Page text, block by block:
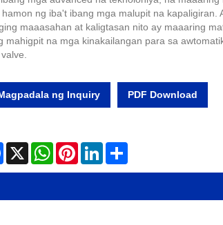
hamon ng iba't ibang mga malupit na kapaligiran.
maaasahan at kaligtasan nito ay maaaring
mahigpit na mga kinakailangan para sa
ng Inquiry PDF Download
Facebook
X WhatsAppPinterestLinkedInShare